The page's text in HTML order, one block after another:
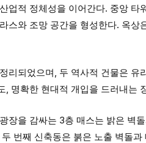
업적 정체성을 이어간다. 중앙 타
스와 조망 공간을 형성한다. 옥상
리되었으며, 두 역사적 건물은 유
명확한 현대적 개입을 드러내는
장을 감싸는 3층 매스는 밝은 벽
번째 신축동은 붉은 노출 벽돌